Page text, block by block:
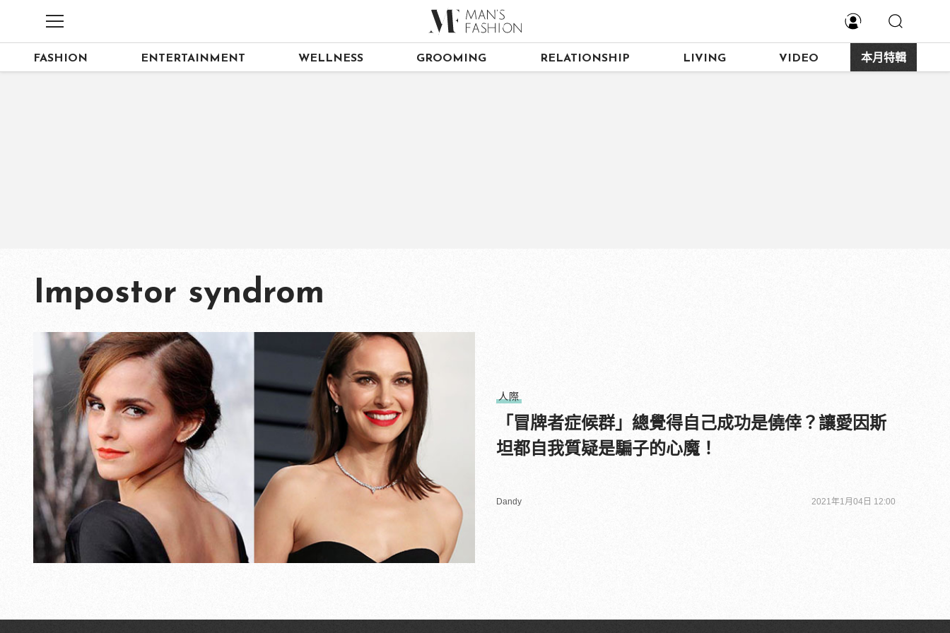
FASHION ENTERTAINMENT WELLNESS GROOMING RELATIONSHIP LIVING VIDEO 本月特輯
Impostor syndrom
人際
「冒牌者症候群」總覺得自己成功是僥倖？讓愛因斯
坦都自我質疑是騙子的心魔！
Dandy 2021年1月04日 12:00